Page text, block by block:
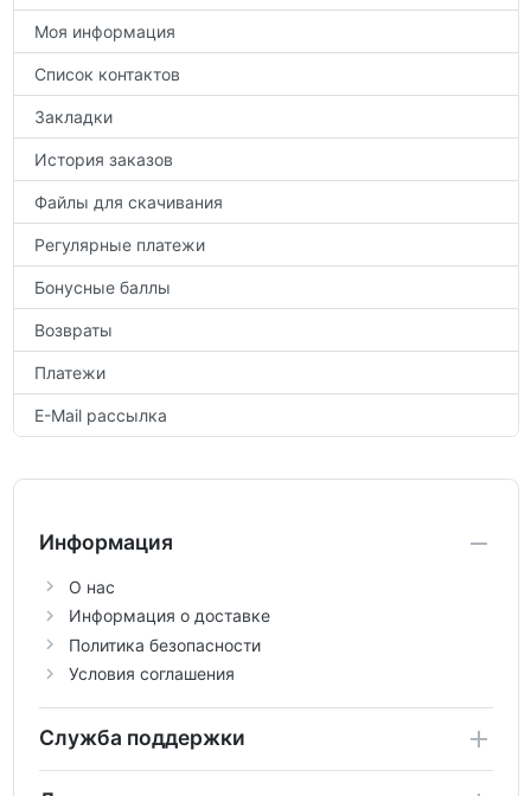
Моя информация
Список контактов
Закладки
История заказов
Файлы для скачивания
Регулярные платежи
Бонусные баллы
Возвраты
Платежи
E-Mail рассылка
Информация
О нас
Информация о доставке
Политика безопасности
Условия соглашения
Служба поддержки